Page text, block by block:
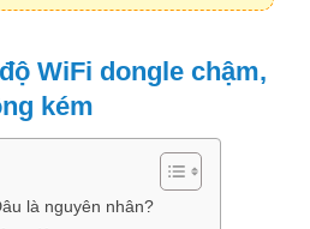
WiFi dongle chậm,
kém
là nguyên nhân?